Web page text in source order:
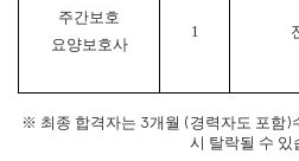
주간보호
요양보호사
1
※ 최종 합격자는 3개월 (경력자도 포함)
시 탈락될 수 있